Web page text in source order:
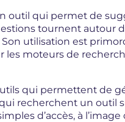
outil qui permet de
tournent autour
Son utilisation est
les moteurs de
qui permettent de
recherchent un outil
d’accès, à